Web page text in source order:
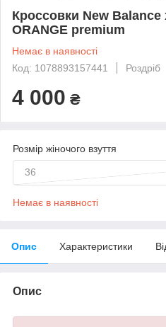
Кроссовки New Balance
ORANGE premium
Немає в наявності
Код: 1078893157441
Роздріб
4 000 ₴
Розмір жіночого взуття
36
Немає в наявності
Опис Характеристики
Опис